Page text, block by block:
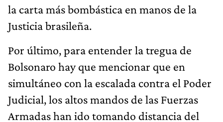
la carta más bombástica en manos de la
Justicia brasileña.
Por último, para entender la tregua de
Bolsonaro hay que mencionar que en
simultáneo con la escalada contra el Poder
Judicial, los altos mandos de las Fuerzas
Armadas han ido tomando distancia del